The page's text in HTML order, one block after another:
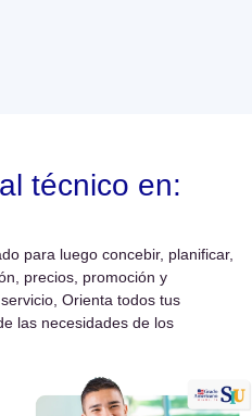
técnico en:
para luego concebir, planificar,
precios, promoción y
Orienta todos tus
las necesidades de los